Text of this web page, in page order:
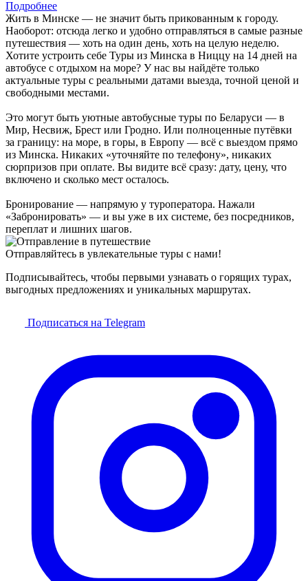
Подробнее
Жить в Минске — не значит быть прикованным к городу.
Наоборот: отсюда легко и удобно отправляться в самые разные
путешествия — хоть на один день, хоть на целую неделю.
Хотите устроить себе Туры из Минска в Ниццу на 14 дней на
автобусе с отдыхом на море? У нас вы найдёте только
актуальные туры с реальными датами выезда, точной ценой и
свободными местами.
Это могут быть уютные автобусные туры по Беларуси — в
Мир, Несвиж, Брест или Гродно. Или полноценные путёвки
за границу: на море, в горы, в Европу — всё с выездом прямо
из Минска. Никаких «уточняйте по телефону», никаких
сюрпризов при оплате. Вы видите всё сразу: дату, цену, что
включено и сколько мест осталось.
Бронирование — напрямую у туроператора. Нажали
«Забронировать» — и вы уже в их системе, без посредников,
переплат и лишних шагов.
Отправляйтесь в увлекательные туры с нами!
Подписывайтесь, чтобы первыми узнавать о горящих турах,
выгодных предложениях и уникальных маршрутах.
Подписаться на Telegram